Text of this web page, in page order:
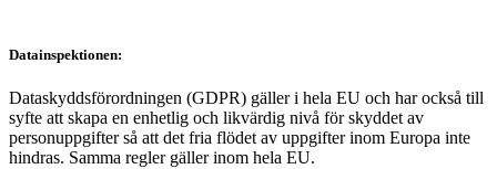
Datainspektionen:
Dataskyddsförordningen (GDPR) gäller i hela EU och har också till
syfte att skapa en enhetlig och likvärdig nivå för skyddet av
personuppgifter så att det fria flödet av uppgifter inom Europa inte
hindras. Samma regler gäller inom hela EU.